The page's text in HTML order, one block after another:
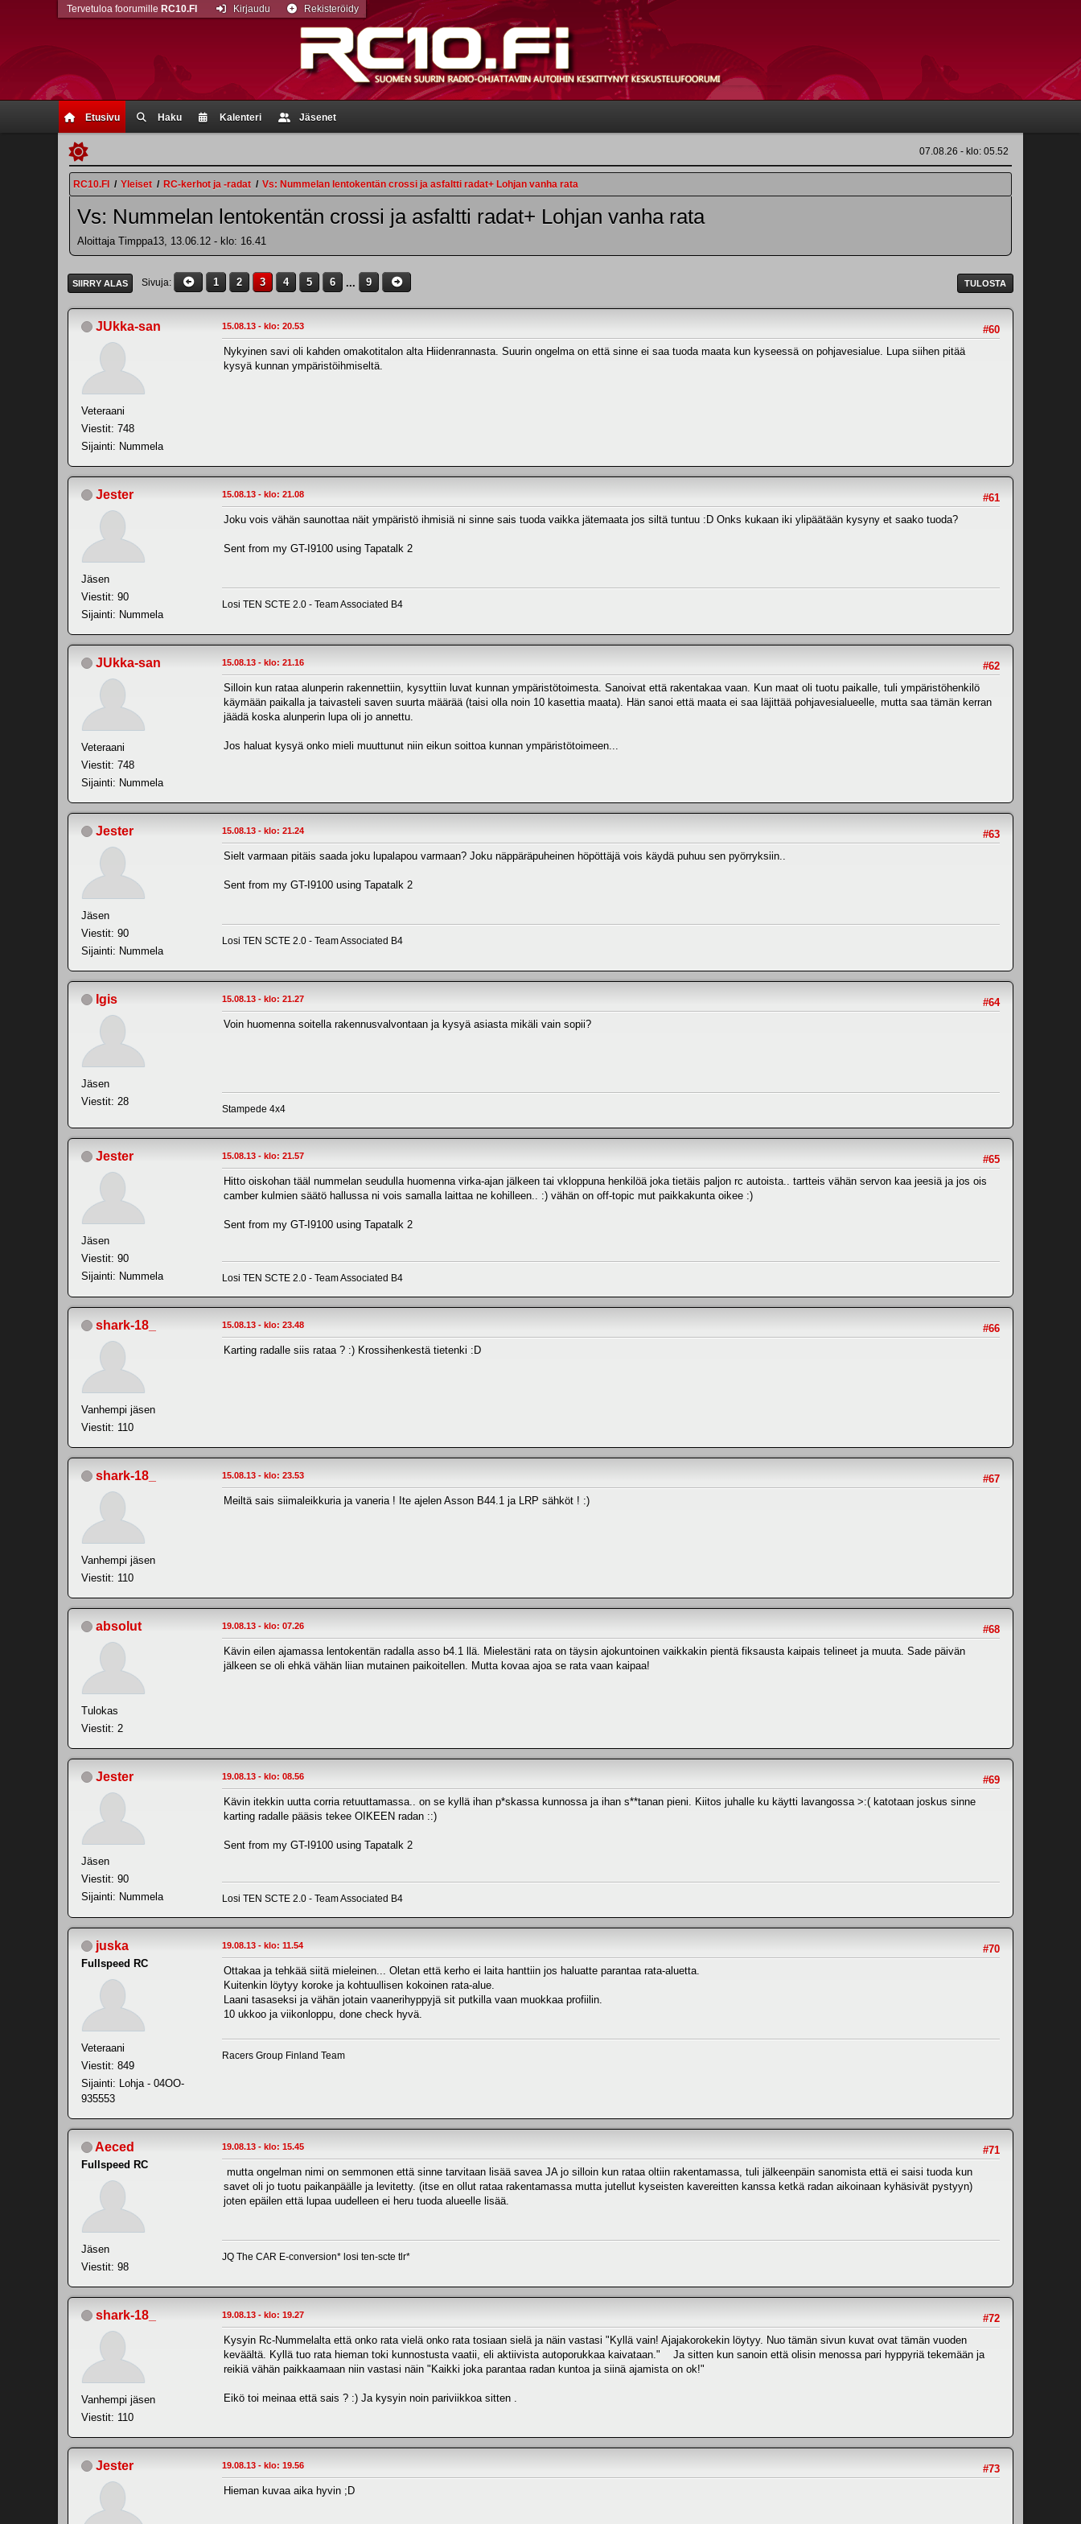
Etusivu Haku Kalenteri Jäsenet
Tervetuloa foorumille RC10.FI Kirjaudu Rekisteröidy
07.08.26 - klo: 05.52
RC10.FI / Yleiset / RC-kerhot ja -radat / Vs: Nummelan lentokentän crossi ja asfaltti radat+ Lohjan vanha rata
Vs: Nummelan lentokentän crossi ja asfaltti radat+ Lohjan vanha rata
Aloittaja Timppa13, 13.06.12 - klo: 16.41
TULOSTA
SIIRRY ALAS Sivuja 1 2 3 4 5 6 ... 9
JUkka-san
Veteraani
Viestit: 748
Sijainti: Nummela
#60
15.08.13 - klo: 20.53
Nykyinen savi oli kahden omakotitalon alta Hiidenrannasta. Suurin ongelma on että sinne ei saa tuoda maata kun kyseessä on pohjavesialue. Lupa siihen pitää
kysyä kunnan ympäristöihmiseltä.
Jester
Jäsen
Viestit: 90
Sijainti: Nummela
#61
15.08.13 - klo: 21.08
Joku vois vähän saunottaa näit ympäristö ihmisiä ni sinne sais tuoda vaikka jätemaata jos siltä tuntuu :D Onks kukaan iki ylipäätään kysyny et saako tuoda?
Sent from my GT-I9100 using Tapatalk 2
Losi TEN SCTE 2.0 - Team Associated B4
JUkka-san
Veteraani
Viestit: 748
Sijainti: Nummela
#62
15.08.13 - klo: 21.16
Silloin kun rataa alunperin rakennettiin, kysyttiin luvat kunnan ympäristötoimesta. Sanoivat että rakentakaa vaan. Kun maat oli tuotu paikalle, tuli ympäristöhenkilö
käymään paikalla ja taivasteli saven suurta määrää (taisi olla noin 10 kasettia maata). Hän sanoi että maata ei saa läjittää pohjavesialueelle, mutta saa tämän kerran
jäädä koska alunperin lupa oli jo annettu.
Jos haluat kysyä onko mieli muuttunut niin eikun soittoa kunnan ympäristötoimeen...
Jester
Jäsen
Viestit: 90
Sijainti: Nummela
#63
15.08.13 - klo: 21.24
Sielt varmaan pitäis saada joku lupalapou varmaan? Joku näppäräpuheinen höpöttäjä vois käydä puhuu sen pyörryksiin..
Sent from my GT-I9100 using Tapatalk 2
Losi TEN SCTE 2.0 - Team Associated B4
Igis
Jäsen
Viestit: 28
#64
15.08.13 - klo: 21.27
Voin huomenna soitella rakennusvalvontaan ja kysyä asiasta mikäli vain sopii?
Stampede 4x4
Jester
Jäsen
Viestit: 90
Sijainti: Nummela
#65
15.08.13 - klo: 21.57
Hitto oiskohan tääl nummelan seudulla huomenna virka-ajan jälkeen tai vkloppuna henkilöä joka tietäis paljon rc autoista.. tartteis vähän servon kaa jeesiä ja jos ois
camber kulmien säätö hallussa ni vois samalla laittaa ne kohilleen.. :) vähän on off-topic mut paikkakunta oikee :)
Sent from my GT-I9100 using Tapatalk 2
Losi TEN SCTE 2.0 - Team Associated B4
shark-18_
Vanhempi jäsen
Viestit: 110
#66
15.08.13 - klo: 23.48
Karting radalle siis rataa ? :) Krossihenkestä tietenki :D
shark-18_
Vanhempi jäsen
Viestit: 110
#67
15.08.13 - klo: 23.53
Meiltä sais siimaleikkuria ja vaneria ! Ite ajelen Asson B44.1 ja LRP sähköt ! :)
absolut
Tulokas
Viestit: 2
#68
19.08.13 - klo: 07.26
Kävin eilen ajamassa lentokentän radalla asso b4.1 llä. Mielestäni rata on täysin ajokuntoinen vaikkakin pientä fiksausta kaipais telineet ja muuta. Sade päivän
jälkeen se oli ehkä vähän liian mutainen paikoitellen. Mutta kovaa ajoa se rata vaan kaipaa!
Jester
Jäsen
Viestit: 90
Sijainti: Nummela
#69
19.08.13 - klo: 08.56
Kävin itekkin uutta corria retuuttamassa.. on se kyllä ihan p*skassa kunnossa ja ihan s**tanan pieni. Kiitos juhalle ku käytti lavangossa >:( katotaan joskus sinne
karting radalle pääsis tekee OIKEEN radan ::)
Sent from my GT-I9100 using Tapatalk 2
Losi TEN SCTE 2.0 - Team Associated B4
juska
Fullspeed RC
Veteraani
Viestit: 849
Sijainti: Lohja - 04OO-
935553
#70
19.08.13 - klo: 11.54
Ottakaa ja tehkää siitä mieleinen... Oletan että kerho ei laita hanttiin jos haluatte parantaa rata-aluetta.
Kuitenkin löytyy koroke ja kohtuullisen kokoinen rata-alue.
Laani tasaseksi ja vähän jotain vaanerihyppyjä sit putkilla vaan muokkaa profiilin.
10 ukkoo ja viikonloppu, done check hyvä.
Racers Group Finland Team
Aeced
Fullspeed RC
Jäsen
Viestit: 98
#71
19.08.13 - klo: 15.45
mutta ongelman nimi on semmonen että sinne tarvitaan lisää savea JA jo silloin kun rataa oltiin rakentamassa, tuli jälkeenpäin sanomista että ei saisi tuoda kun
savet oli jo tuotu paikanpäälle ja levitetty. (itse en ollut rataa rakentamassa mutta jutellut kyseisten kavereitten kanssa ketkä radan aikoinaan kyhäsivät pystyyn)
joten epäilen että lupaa uudelleen ei heru tuoda alueelle lisää.
JQ The CAR E-conversion* losi ten-scte tlr*
shark-18_
Vanhempi jäsen
Viestit: 110
#72
19.08.13 - klo: 19.27
Kysyin Rc-Nummelalta että onko rata vielä onko rata tosiaan sielä ja näin vastasi "Kyllä vain! Ajajakorokekin löytyy. Nuo tämän sivun kuvat ovat tämän vuoden
keväältä. Kyllä tuo rata hieman toki kunnostusta vaatii, eli aktiivista autoporukkaa kaivataan." Ja sitten kun sanoin että olisin menossa pari hyppyriä tekemään ja
reikiä vähän paikkaamaan niin vastasi näin "Kaikki joka parantaa radan kuntoa ja siinä ajamista on ok!"
Eikö toi meinaa että sais ? :) Ja kysyin noin pariviikkoa sitten .
Jester #73
19.08.13 - klo: 19.56
Hieman kuvaa aika hyvin ;D